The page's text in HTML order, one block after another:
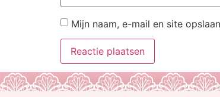
Mijn naam, e-mail en site